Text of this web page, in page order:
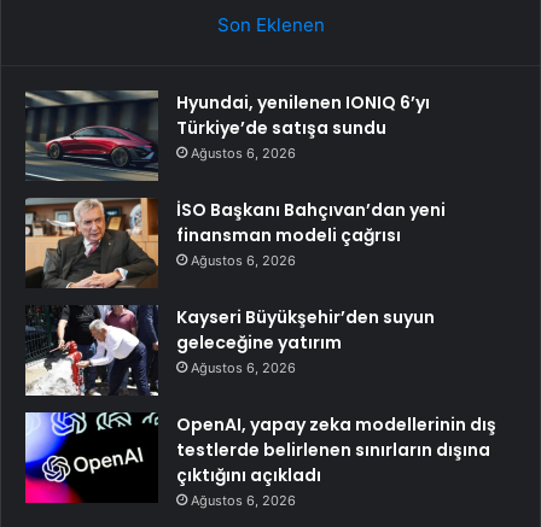
Son Eklenen
Hyundai, yenilenen IONIQ 6’yı
Türkiye’de satışa sundu
Ağustos 6, 2026
İSO Başkanı Bahçıvan’dan yeni
finansman modeli çağrısı
Ağustos 6, 2026
Kayseri Büyükşehir’den suyun
geleceğine yatırım
Ağustos 6, 2026
OpenAI, yapay zeka modellerinin dış
testlerde belirlenen sınırların dışına
çıktığını açıkladı
Ağustos 6, 2026